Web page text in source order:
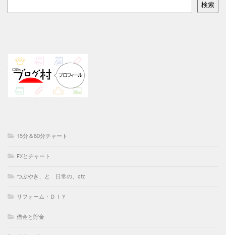
検索
15分＆60分チャート
FXとチャート
つぶやき、と 日常の、etc
リフォーム・ＤＩＹ
借金と貯金